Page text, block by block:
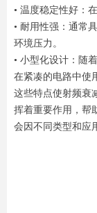
• 温度稳定性好：
• 耐用性强：通常
环境压力。
• 小型化设计：随
在紧凑的电路中使
这些特点使射频衰
挥着重要作用，帮
会因不同类型和应